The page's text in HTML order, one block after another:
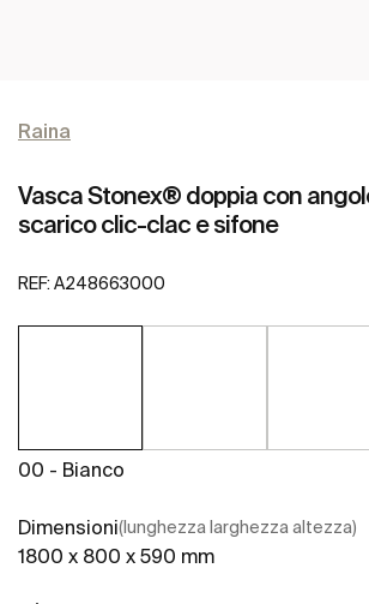
Raina
Vasca Stonex® doppia con
scarico clic-clac e sifone
REF: A248663000
00 - Bianco
Dimensioni(lunghezza larghezza altezza)
1800 x 800 x 590 mm